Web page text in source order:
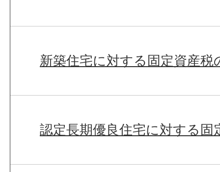
新築住宅に対する固定資産税
認定長期優良住宅に対する固